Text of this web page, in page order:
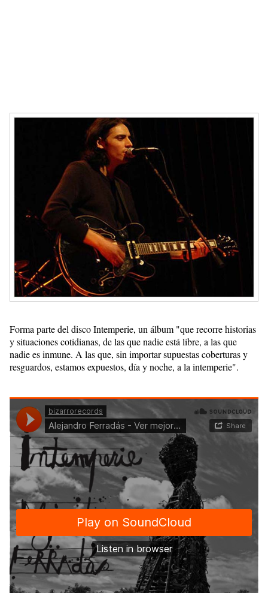
Forma parte del disco Intemperie, un álbum "que recorre historias
y situaciones cotidianas, de las que nadie está libre, a las que
nadie es inmune. A las que, sin importar supuestas coberturas y
resguardos, estamos expuestos, día y noche, a la intemperie".